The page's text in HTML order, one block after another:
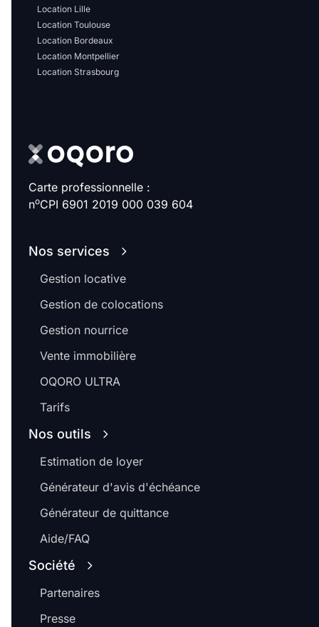
Location Lille
Location Toulouse
Location Bordeaux
Location Montpellier
Location Strasbourg
Carte professionnelle :
noCPI 6901 2019 000 039 604
Nos services
Gestion locative
Gestion de colocations
Gestion nourrice
Vente immobilière
OQORO ULTRA
Tarifs
Nos outils
Estimation de loyer
Générateur d'avis d'échéance
Générateur de quittance
Aide/FAQ
Société
Partenaires
Presse